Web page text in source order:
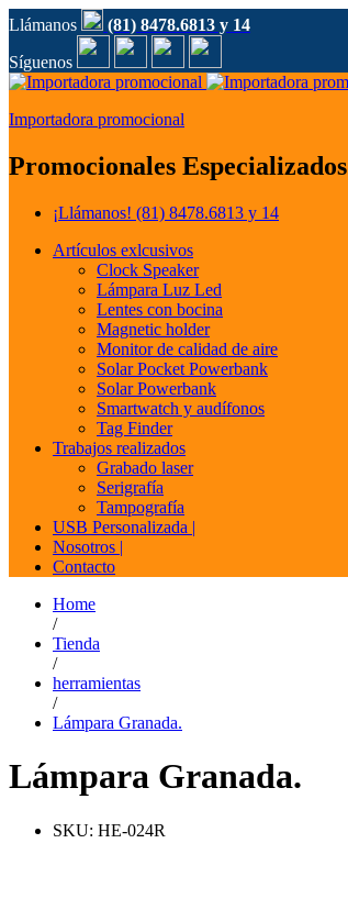
Llámanos
(81) 8478.6813 y 14
Síguenos
Importadora promocional
Promocionales Especializados
¡Llámanos! (81) 8478.6813 y 14
Artículos exlcusivos
Clock Speaker
Lámpara Luz Led
Lentes con bocina
Magnetic holder
Monitor de calidad de aire
Solar Pocket Powerbank
Solar Powerbank
Smartwatch y audífonos
Tag Finder
Trabajos realizados
Grabado laser
Serigrafía
Tampografía
USB Personalizada |
Nosotros |
Contacto
Home
/
Tienda
/
herramientas
/
Lámpara Granada.
Lámpara Granada.
SKU: HE-024R